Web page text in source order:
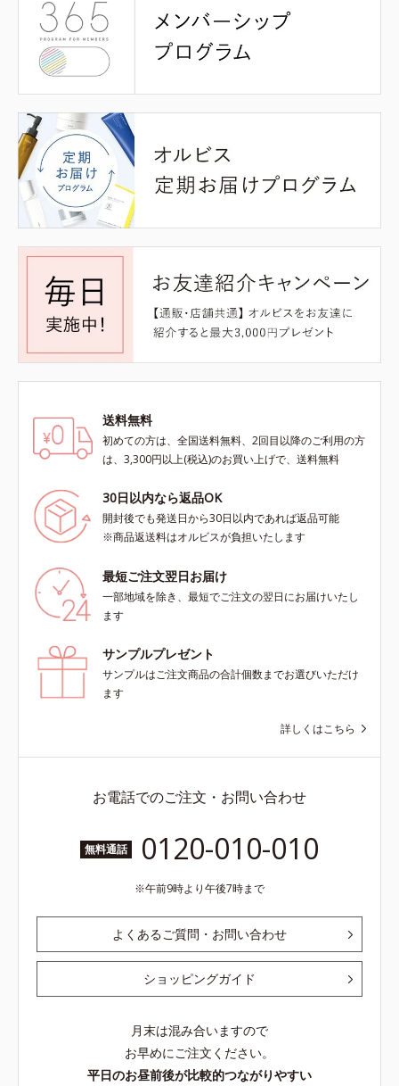
送料無料
初めての方は、全国送料無料、2回目以降のご利用の方
は、3,300円以上(税込)のお買い上げで、送料無料
30日以内なら返品OK
開封後でも発送日から30日以内であれば返品可能
※商品返送料はオルビスが負担いたします
最短ご注文翌日お届け
一部地域を除き、最短でご注文の翌日にお届けいたし
ます
サンプルプレゼント
サンプルはご注文商品の合計個数までお選びいただけ
ます
詳しくはこちら
お電話でのご注文・お問い合わせ
無料通話 0120-010-010
午前9時より午後7時まで
よくあるご質問・お問い合わせ
ショッピングガイド
月末は混み合いますので
お早めにご注文ください。
平日のお昼前後が比較的つながりやすい